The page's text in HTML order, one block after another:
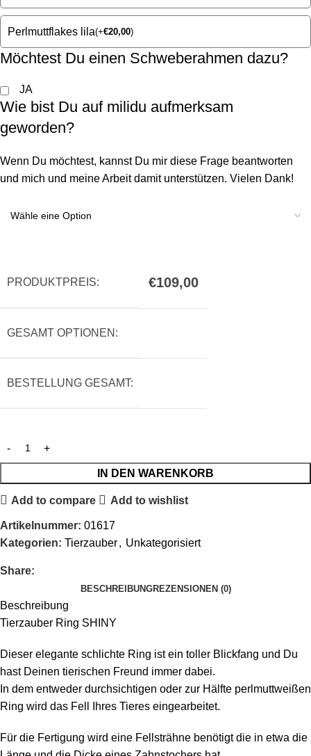
Perlmuttflakes lila(+€20,00)
Möchtest Du einen Schweberahmen dazu?
JA
Wie bist Du auf milidu aufmerksam
geworden?
Wenn Du möchtest, kannst Du mir diese Frage beantworten
und mich und meine Arbeit damit unterstützen. Vielen Dank!
PRODUKTPREIS: €109,00
GESAMT OPTIONEN:
BESTELLUNG GESAMT:
IN DEN WARENKORB
Add to compare Add to wishlist
Artikelnummer: 01617
Kategorien: Tierzauber, Unkategorisiert
Share:
BESCHREIBUNGREZENSIONEN (0)
Beschreibung
Tierzauber Ring SHINY
Dieser elegante schlichte Ring ist ein toller Blickfang und Du
hast Deinen tierischen Freund immer dabei.
In dem entweder durchsichtigen oder zur Hälfte perlmuttweißen
Ring wird das Fell Ihres Tieres eingearbeitet.
Für die Fertigung wird eine Fellsträhne benötigt die in etwa die